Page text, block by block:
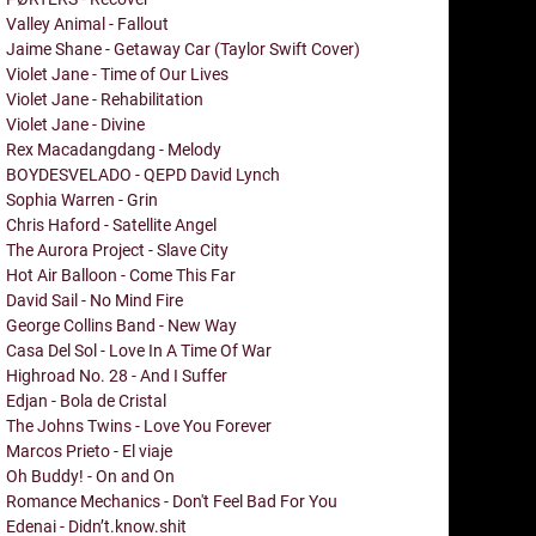
Valley Animal - Fallout
Jaime Shane - Getaway Car (Taylor Swift Cover)
Violet Jane - Time of Our Lives
Violet Jane - Rehabilitation
Violet Jane - Divine
Rex Macadangdang - Melody
BOYDESVELADO - QEPD David Lynch
Sophia Warren - Grin
Chris Haford - Satellite Angel
The Aurora Project - Slave City
Hot Air Balloon - Come This Far
David Sail - No Mind Fire
George Collins Band - New Way
Casa Del Sol - Love In A Time Of War
Highroad No. 28 - And I Suffer
Edjan - Bola de Cristal
The Johns Twins - Love You Forever
Marcos Prieto - El viaje
Oh Buddy! - On and On
Romance Mechanics - Don't Feel Bad For You
Edenai - Didn’t.know.shit